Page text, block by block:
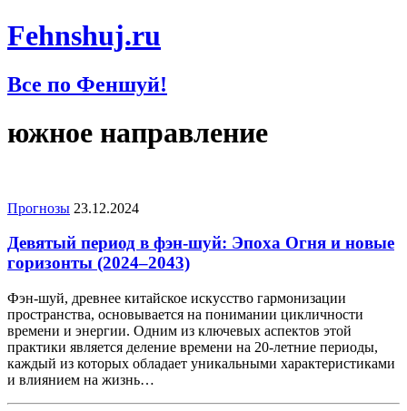
Fehnshuj.ru
Все по Феншуй!
южное направление
Прогнозы 23.12.2024
Девятый период в фэн-шуй: Эпоха Огня и новые
горизонты (2024–2043)
Фэн-шуй, древнее китайское искусство гармонизации
пространства, основывается на понимании цикличности
времени и энергии. Одним из ключевых аспектов этой
практики является деление времени на 20-летние периоды,
каждый из которых обладает уникальными характеристиками
и влиянием на жизнь…